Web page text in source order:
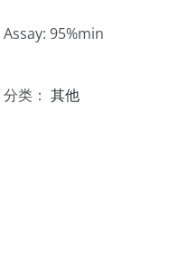
Assay: 95%min
分类： 其他